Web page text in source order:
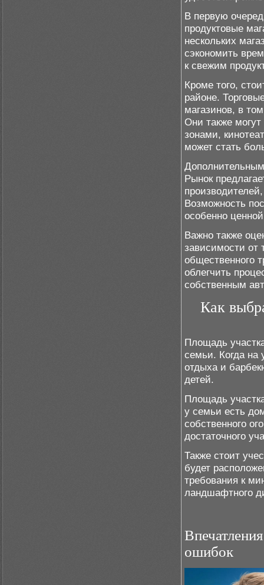
В первую
продуктовые
нескольких
сэкономить
к свежим
Кроме того,
районе.
магазинов, в
Они также
зонами,
может стать
Рынок
Возможность
особенно
Важно также
зависимости от
общественного
облегчить
собственным
Как
Площадь
семьи. Когда на
отдыха и
детей.
Площадь
у семьи есть
собственного
достаточного
Также стоит
будет
требования к
ландшафтного
ошибок